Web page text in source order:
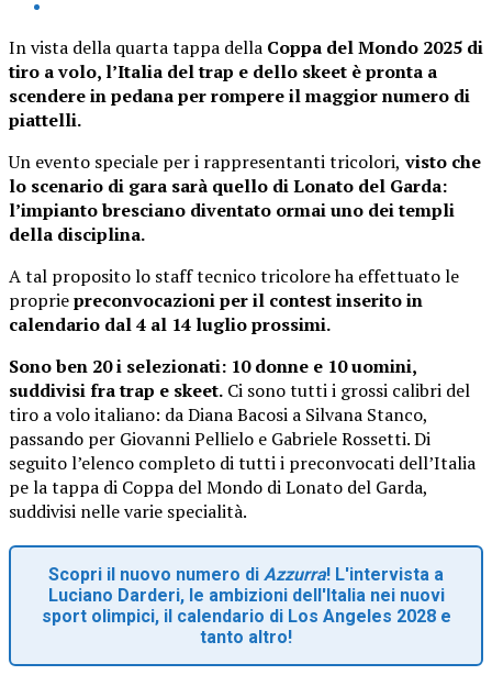
In vista della quarta tappa della Coppa del Mondo 2025 di
tiro a volo, l’Italia del trap e dello skeet è pronta a
scendere in pedana per rompere il maggior numero di
piattelli.
Un evento speciale per i rappresentanti tricolori, visto che
lo scenario di gara sarà quello di Lonato del Garda:
l’impianto bresciano diventato ormai uno dei templi
della disciplina.
A tal proposito lo staff tecnico tricolore ha effettuato le
propriepreconvocazioni per il contest inserito in
calendario dal 4 al 14 luglio prossimi.
Sono ben 20 i selezionati: 10 donne e 10 uomini,
suddivisi fra trap e skeet. Ci sono tutti i grossi calibri del
tiro a volo italiano: da Diana Bacosi a Silvana Stanco,
passando per Giovanni Pellielo e Gabriele Rossetti. Di
seguito l’elenco completo di tutti i preconvocati dell’Italia
pe la tappa di Coppa del Mondo di Lonato del Garda,
suddivisi nelle varie specialità.
Scopri il nuovo numero di Azzurra! L'intervista a
Luciano Darderi, le ambizioni dell'Italia nei nuovi
sport olimpici, il calendario di Los Angeles 2028 e
tanto altro!